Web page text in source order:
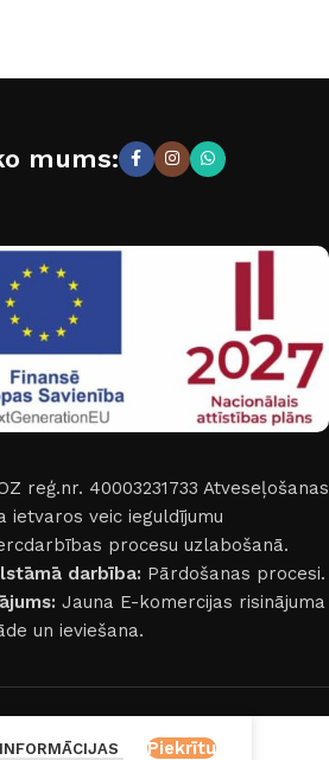
mums:
reģ.nr. 40003231733 Atveseļošanas
ietvaros veic ieguldījumu
procesu uzlabošanā.
darbība: Pārdošanas procesi.
Jauna E-komercijas risinājuma
un ieviešana.
Piekrītu